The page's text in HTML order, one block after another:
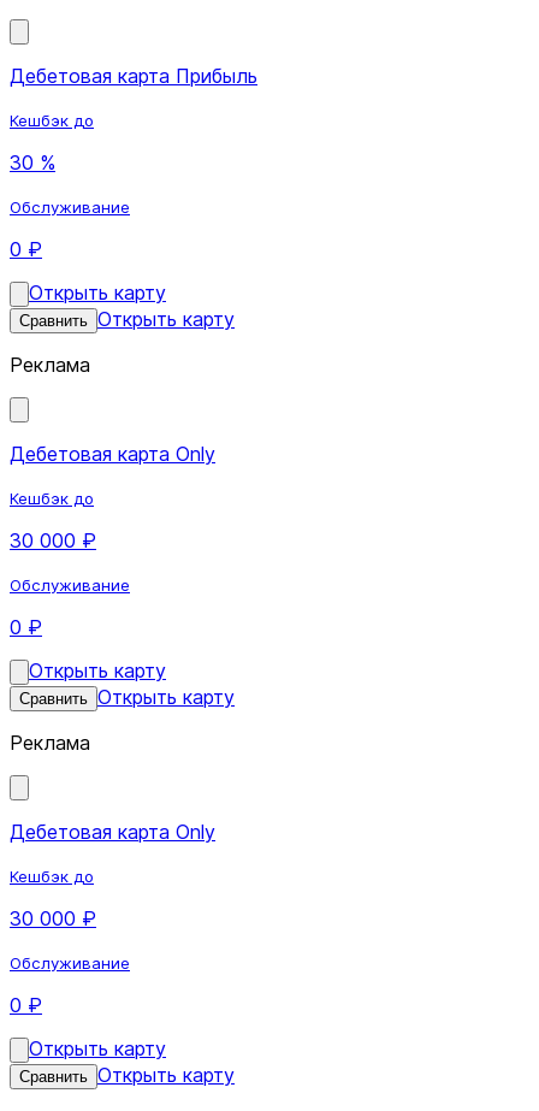
Дебетовая карта Прибыль
Кешбэк до
30 %
Обслуживание
0 ₽
Открыть карту
Сравнить Открыть карту
Реклама
Дебетовая карта Only
Кешбэк до
30 000 ₽
Обслуживание
0 ₽
Открыть карту
Сравнить Открыть карту
Реклама
Дебетовая карта Only
Кешбэк до
30 000 ₽
Обслуживание
0 ₽
Открыть карту
Сравнить Открыть карту